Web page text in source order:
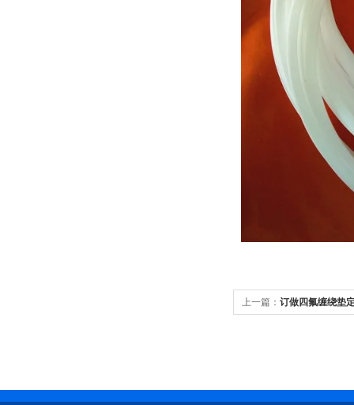
上一篇： 订做四氟缠绕垫